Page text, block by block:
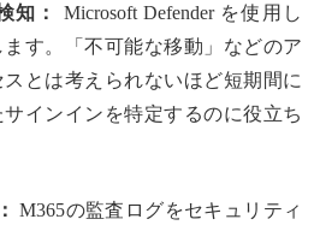
知：
Microsoft Defender を使用し
す。「不可能な移動」などのア
とは考えられないほど短期間に
インインを特定するのに役立ち
M365の監査ログをセキュリティ